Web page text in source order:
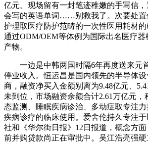
亿元。现场留有一封笔迹稚嫩的手写信
会写的英语单词……别救我了。次要处置
护理取医疗防护范畴的一次性医用耗材的
通过ODM/OEM等体例为国际出名医疗
产物。
一边是中韩两国时隔6年再度送来元
停业收入。恒运昌是国内领先的半导体
商，融资净买入金额别离为9.48亿元、
未到位，市场融资余额合计2.61万亿元
态监测、睡眠疾病诊治、多动症取专注
疾病诊疗的临床使用。爱舍伦持久专注
社和《华尔街日报》12日报道，概念方
前并购贷款尚正在审批中。吴江浩亮强